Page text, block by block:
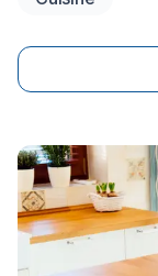
passionne.
temps, votre